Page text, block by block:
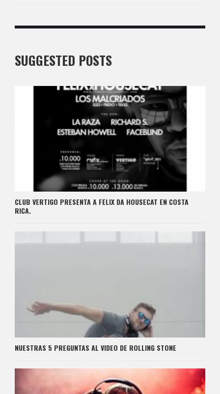
SUGGESTED POSTS
CLUB VERTIGO PRESENTA A FELIX DA HOUSECAT EN COSTA
RICA.
NUESTRAS 5 PREGUNTAS AL VIDEO DE ROLLING STONE